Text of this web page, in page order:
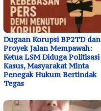
Dugaan Korupsi BP2TD dan
Proyek Jalan Mempawah:
Ketua LSM Diduga Politisasi
Kasus, Masyarakat Minta
Penegak Hukum Bertindak
Tegas